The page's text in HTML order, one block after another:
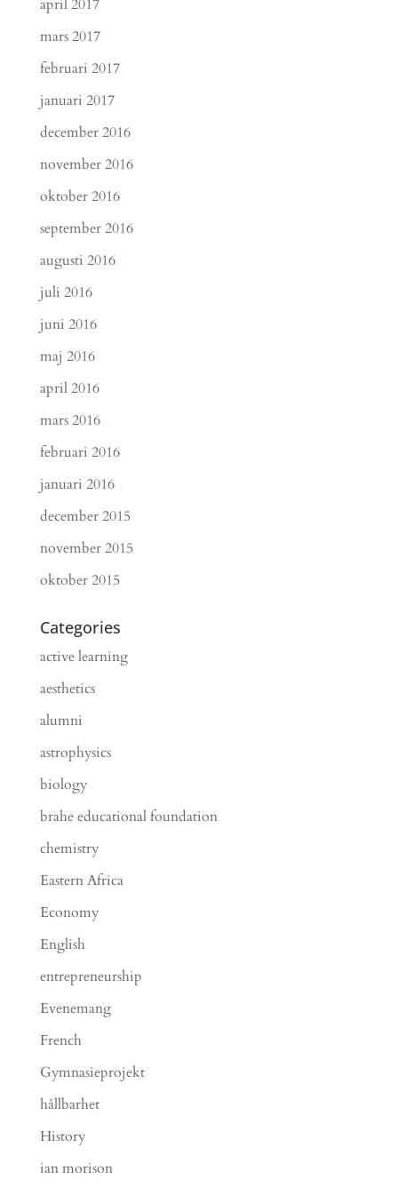
april 2017
mars 2017
februari 2017
januari 2017
december 2016
november 2016
oktober 2016
september 2016
augusti 2016
juli 2016
juni 2016
maj 2016
april 2016
mars 2016
februari 2016
januari 2016
december 2015
november 2015
oktober 2015
Categories
active learning
aesthetics
alumni
astrophysics
biology
brahe educational foundation
chemistry
Eastern Africa
Economy
English
entrepreneurship
Evenemang
French
Gymnasieprojekt
hållbarhet
History
ian morison